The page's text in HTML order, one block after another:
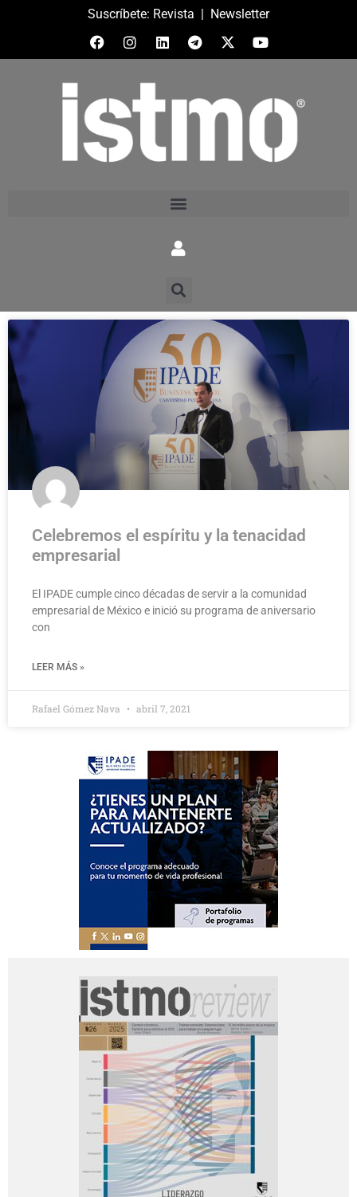
Suscríbete: Revista | Newsletter
Celebremos el espíritu y la tenacidad
empresarial
El IPADE cumple cinco décadas de servir a la comunidad
empresarial de México e inició su programa de aniversario
con
LEER MÁS »
Rafael Gómez Nava abril 7, 2021